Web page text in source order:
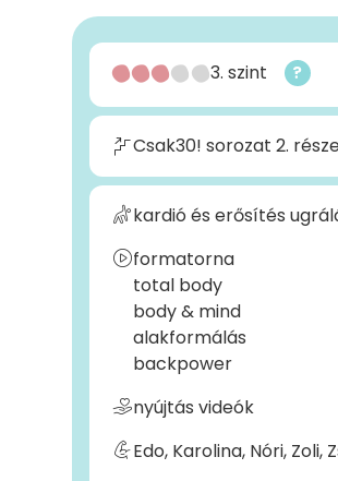
3. szint ?
Csak30! sorozat 2.
kardió és erősítés
formatorna
total body
body & mind
alakformálás
backpower
nyújtás videók
Edo, Karolina, Nóri, Zoli,